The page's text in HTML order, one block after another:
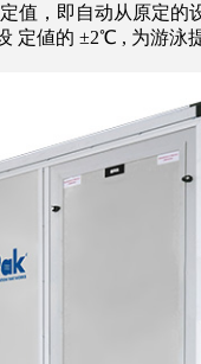
，即自动从原定
値的 ±2℃ , 为游泳